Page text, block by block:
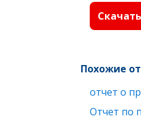
Похожие
отчет о
Отчет по